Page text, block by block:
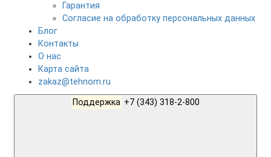
Гарантия
Согласие на обработку персональных данных
Блог
Контакты
О нас
Карта сайта
zakaz@tehnom.ru
Поддержка